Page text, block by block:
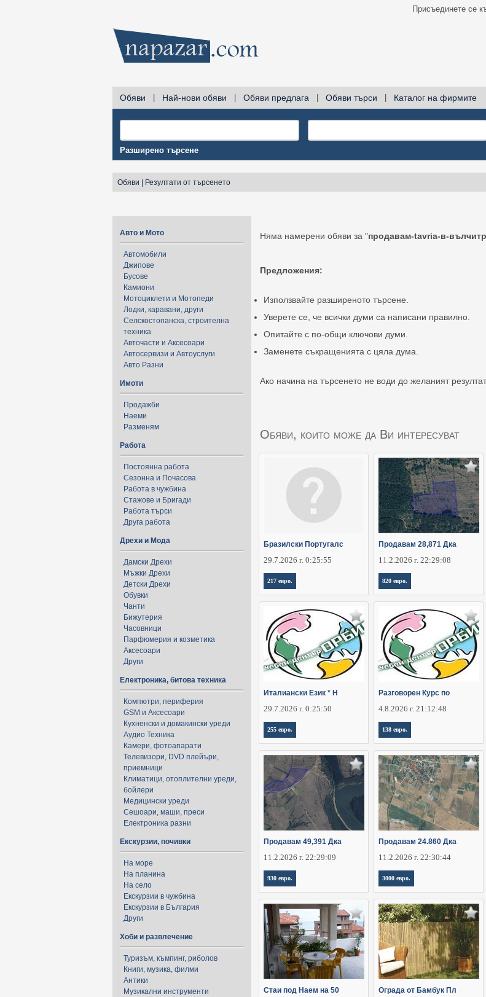
Присъединете се
Обяви Най-нови обяви Обяви предлага Обяви търси Каталог на фирмите
Разширено търсене
Обяви Резултати от търсенето
Авто и Мото
Автомобили
Джипове
Бусове
Камиони
Мотоциклети и Мотопеди
Лодки, каравани, други
Селскостопанска, строителна
техника
Авточасти и Аксесоари
Автосервизи и Автоуслуги
Авто Разни
Имоти
Продажби
Наеми
Разменям
Работа
Постоянна работа
Сезонна и Почасова
Работа в чужбина
Стажове и Бригади
Работа търси
Друга работа
Дрехи и Мода
Дамски Дрехи
Мъжки Дрехи
Детски Дрехи
Обувки
Чанти
Бижутерия
Часовници
Парфюмерия и козметика
Аксесоари
Други
Електроника, битова техника
Компютри, периферия
GSM и Аксесоари
Кухненски и домакински уреди
Аудио Техника
Камери, фотоапарати
Телевизори, DVD плейъри,
приемници
Климатици, отоплителни уреди,
бойлери
Медицински уреди
Сешоари, маши, преси
Електроника разни
Екскурзии, почивки
На море
На планина
На село
Екскурзии в чужбина
Екскурзии в България
Други
Хоби и развлечение
Туризъм, къмпинг, риболов
Книги, музика, филми
Антики
Музикални инструменти
Няма намерени обяви за "продавам-tavria-в-
Предложения:
Използвайте разширеното търсене.
Уверете се, че всички думи са написани правилно.
Опитайте с по-общи ключови думи.
Заменете съкращенията с цяла дума.
Ако начина на търсенето не води до желаният
Обяви, които може да Ви интересуват
Бразилски Португалс
29.7.2026 г. 0:25:55
217 евро.
Продавам 28,871 Дка
11.2.2026 г. 22:29:08
820 евро.
Италиански Език * Н
29.7.2026 г. 0:25:50
255 евро.
Разговорен Курс по
4.8.2026 г. 21:12:48
138 евро.
Продавам 49,391 Дка
11.2.2026 г. 22:29:09
930 евро.
Продавам 24.860 Дка
11.2.2026 г. 22:30:44
3000 евро.
Стаи под Наем на 50 Ограда от Бамбук Пл